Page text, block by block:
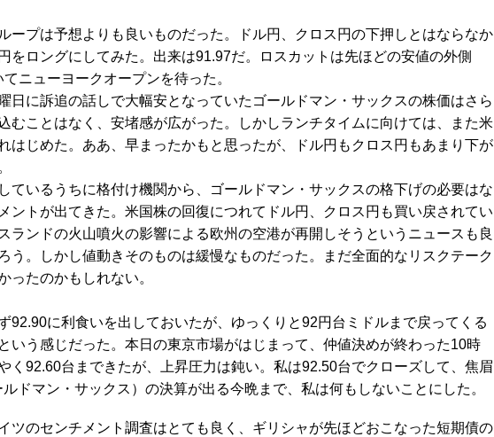
ープは予想よりも良いものだった。ドル円、クロス円の下押しとはならなか
をロングにしてみた。出来は91.97だ。ロスカットは先ほどの安値の外側
ニューヨークオープンを待った。
日に訴追の話しで大幅安となっていたゴールドマン・サックスの株価はさら
むことはなく、安堵感が広がった。しかしランチタイムに向けては、また米
はじめた。ああ、早まったかもと思ったが、ドル円もクロス円もあまり下が
ているうちに格付け機関から、ゴールドマン・サックスの格下げの必要はな
ントが出てきた。米国株の回復につれてドル円、クロス円も買い戻されてい
ランドの火山噴火の影響による欧州の空港が再開しそうというニュースも良
う。しかし値動きそのものは緩慢なものだった。まだ全面的なリスクテーク
ったのかもしれない。
92.90に利食いを出しておいたが、ゆっくりと92円台ミドルまで戻ってくる
いう感じだった。本日の東京市場がはじまって、仲値決めが終わった10時
く92.60台まできたが、上昇圧力は鈍い。私は92.50台でクローズして、焦眉
ドマン・サックス）の決算が出る今晩まで、私は何もしないことにした。
ツのセンチメント調査はとても良く、ギリシャが先ほどおこなった短期債の